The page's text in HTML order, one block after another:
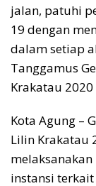
jalan, patuhi
19 dengan
dalam setiap
Tanggamus
Krakatau 2020
Kota Agung –
Lilin Krakatau
instansi